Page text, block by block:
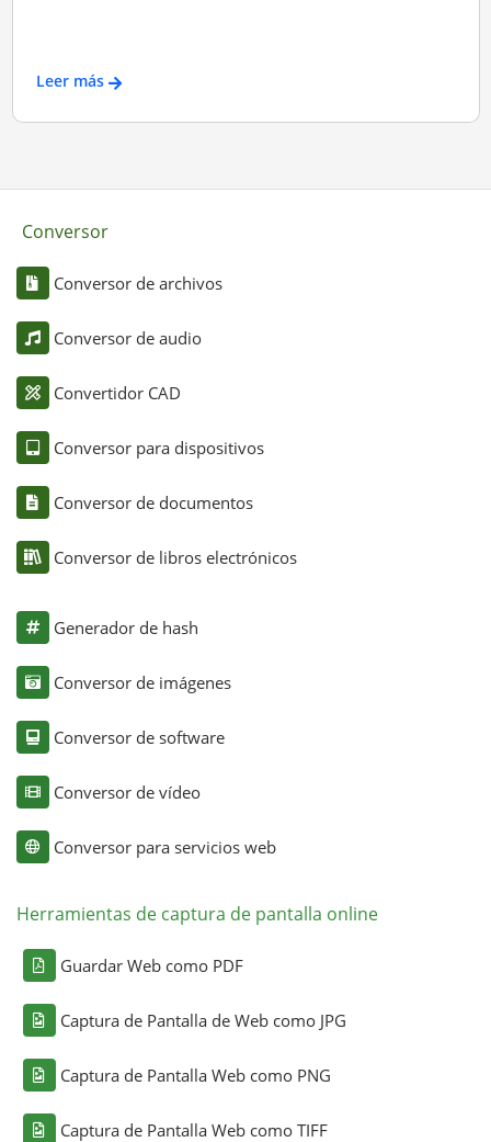
Leer más
Conversor
Conversor de archivos
Conversor de audio
Convertidor CAD
Conversor para dispositivos
Conversor de documentos
Conversor de libros electrónicos
Generador de hash
Conversor de imágenes
Conversor de software
Conversor de vídeo
Conversor para servicios web
Herramientas de captura de pantalla online
Guardar Web como PDF
Captura de Pantalla de Web como JPG
Captura de Pantalla Web como PNG
Captura de Pantalla Web como TIFF